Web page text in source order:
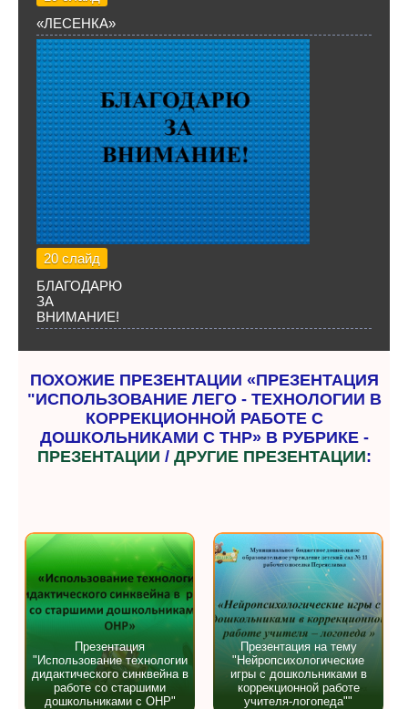
«ЛЕСЕНКА»
20 слайд
БЛАГОДАРЮ
ЗА
ВНИМАНИЕ!
ПОХОЖИЕ ПРЕЗЕНТАЦИИ «ПРЕЗЕНТАЦИЯ
"ИСПОЛЬЗОВАНИЕ ЛЕГО - ТЕХНОЛОГИИ В
КОРРЕКЦИОННОЙ РАБОТЕ С
ДОШКОЛЬНИКАМИ С ТНР» В РУБРИКЕ -
ПРЕЗЕНТАЦИИ / ДРУГИЕ ПРЕЗЕНТАЦИИ:
Презентация
"Использование технологии
дидактического синквейна в
работе со старшими
дошкольниками с ОНР"
Презентация на тему
"Нейропсихологические
игры с дошкольниками в
коррекционной работе
учителя-логопеда""